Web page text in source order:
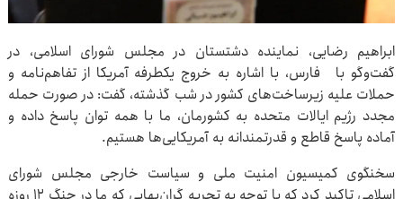
ابراهیم رضایی، نماینده دشتستان در مجلس شورای اسلامی، در
گفت‌وگو با فارس، با اشاره به خروج یکطرفه آمریکا از تفاهم‌نامه و
حملات علیه زیرساخت‌های کشور در شب گذشته، گفت: در صورت حمله
مجدد رژیم ایالات متحده به کشورمان، ما با همه توان پاسخ داده و
آماده پاسخ قاطع و قدرتمندانه به آمریکایی‌ها هستیم.
سخنگوی کمیسیون امنیت ملی و سیاست خارجی مجلس شورای